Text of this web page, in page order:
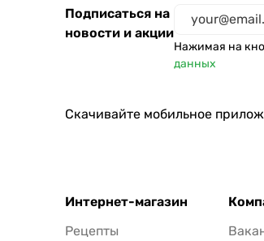
Подписаться на
новости и акции
Нажимая на
данных
Скачивайте мобильное
Интернет-магазин
Рецепты